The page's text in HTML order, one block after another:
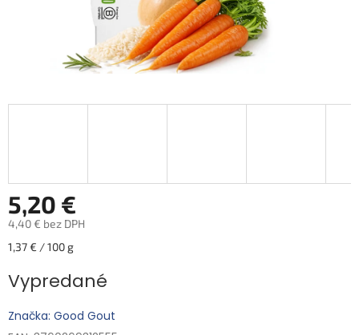
5,20 €
4,40 € bez DPH
Jednotková
1,37 € / 100 g
Vypredané
Značka: Good Gout